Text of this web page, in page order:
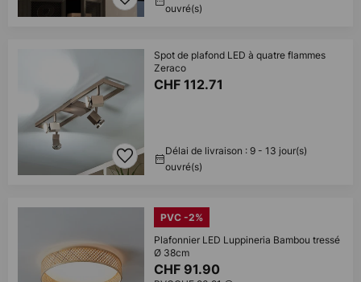
ouvré(s)
Spot de plafond LED à quatre flammes
Zeraco
CHF 112.71
Délai de livraison : 9 - 13 jour(s)
ouvré(s)
PVC -2%
Plafonnier LED Luppineria Bambou tressé
Ø 38cm
CHF 91.90